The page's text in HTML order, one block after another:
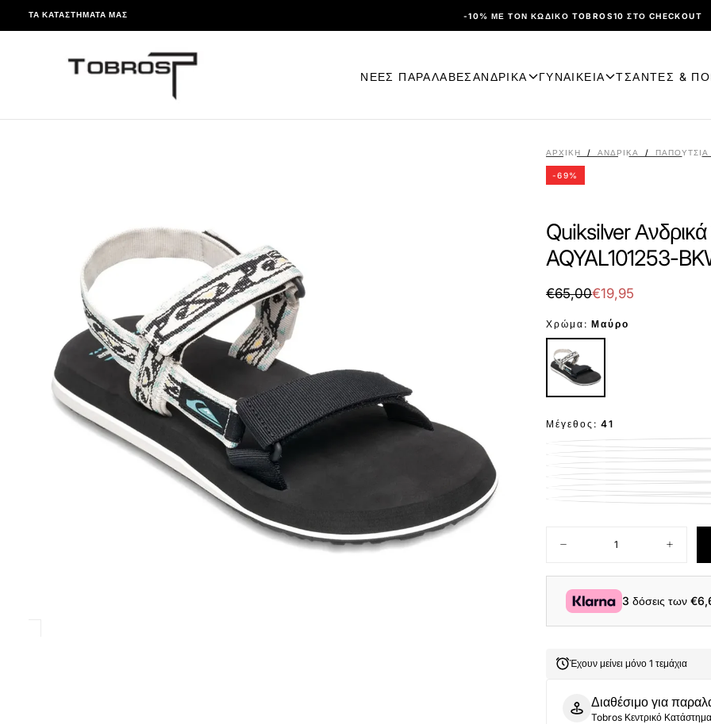
ΠΑΡΆΛΕΙΨΗ
ΤΑ ΚΑΤΑΣΤΉΜΑΤΆ ΜΑΣ -10% ΜΕ ΤΟΝ ΚΩΔΙΚΌ TOBROS10 ΣΤΟ CHECKOUT
ΝΕΕΣ ΠΑΡΑΛΑΒΕΣΑΝΔΡΙΚΑ ΓΥΝΑΙΚΕΙΑ ΤΣΑΝΤΕΣ &
ΑΡΧΙΚΉ / ΑΝΔΡΙΚΑ / ΠΑΠΟΎΤΣΙΑ
-69%
Quiksilver
AQYAL101253-
€19,95
Τιμή
€65,00Τιμή
έκπτωση
€19,95
Χρώμα: Μαύρο
Μέγεθος: 41
για
Ανδρικά
Σανδάλια
BKW
Μαύρο
Αύξηση
για
Ανδρικά
BKW
Μαύρο
3 δόσεις των
Έχουν μείνει μόνο 1 τεμάχια
Διαθέσιμο για
Tobros Κεντρικό Κατάστημα